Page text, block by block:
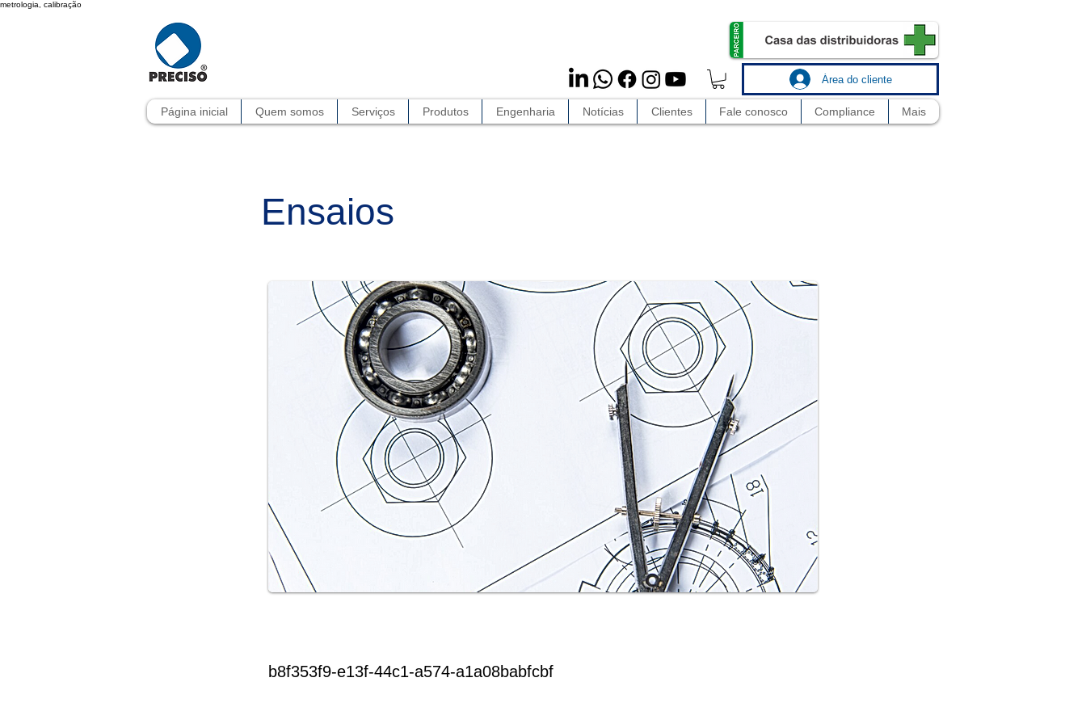
metrologia, calibração
Área do cliente
Página inicial Quem somos Serviços Produtos Engenharia Notícias Clientes Fale conosco Compliance Mais
Ensaios
b8f353f9-e13f-44c1-a574-a1a08babfcbf